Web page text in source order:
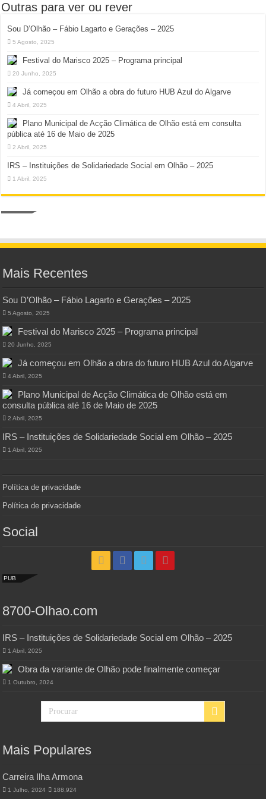
Outras para ver ou rever
Sou D’Olhão – Fábio Lagarto e Gerações – 2025
5 Agosto, 2025
Festival do Marisco 2025 – Programa principal
20 Junho, 2025
Já começou em Olhão a obra do futuro HUB Azul do Algarve
4 Abril, 2025
Plano Municipal de Acção Climática de Olhão está em consulta
pública até 16 de Maio de 2025
2 Abril, 2025
IRS – Instituições de Solidariedade Social em Olhão – 2025
1 Abril, 2025
Mais Recentes
Sou D’Olhão – Fábio Lagarto e Gerações – 2025
5 Agosto, 2025
Festival do Marisco 2025 – Programa principal
20 Junho, 2025
Já começou em Olhão a obra do futuro HUB Azul do Algarve
4 Abril, 2025
Plano Municipal de Acção Climática de Olhão está em
consulta pública até 16 de Maio de 2025
2 Abril, 2025
IRS – Instituições de Solidariedade Social em Olhão – 2025
1 Abril, 2025
Política de privacidade
Política de privacidade
Social
PUB
8700-Olhao.com
IRS – Instituições de Solidariedade Social em Olhão – 2025
1 Abril, 2025
Obra da variante de Olhão pode finalmente começar
1 Outubro, 2024
Mais Populares
Carreira Ilha Armona
1 Julho, 2024 188,924